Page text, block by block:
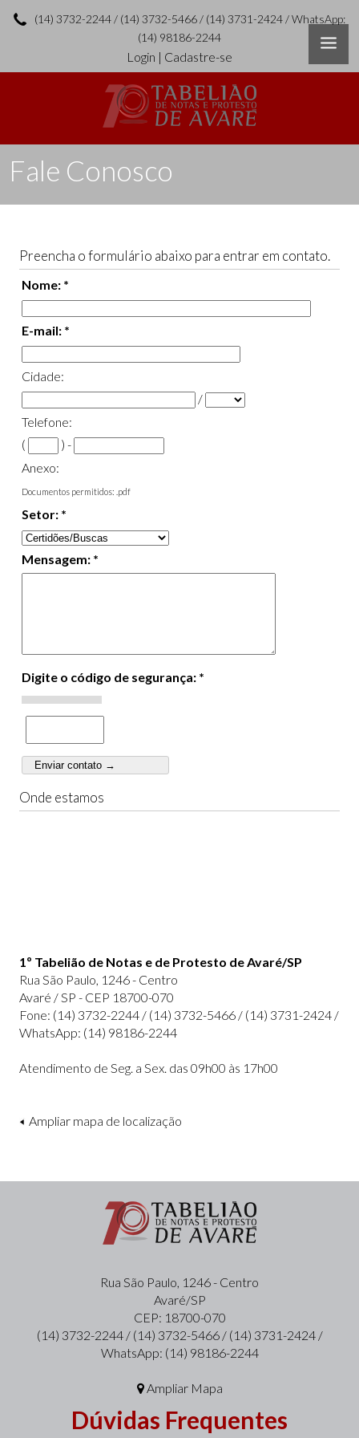
(14) 3732-2244 / (14) 3732-5466 / (14) 3731-2424 / WhatsApp:
(14) 98186-2244
Login | Cadastre-se
Fale Conosco
Preencha o formulário abaixo para entrar em contato.
Nome: *
E-mail: *
Cidade:
/
Telefone:
(
) -
Anexo:
Documentos permitidos: .pdf
Setor: *
Mensagem: *
Digite o código de segurança: *
Onde estamos
1º Tabelião de Notas e de Protesto de Avaré/SP
Rua São Paulo, 1246 - Centro
Avaré / SP - CEP 18700-070
Fone: (14) 3732-2244 / (14) 3732-5466 / (14) 3731-2424 /
WhatsApp: (14) 98186-2244
Atendimento de Seg. a Sex. das 09h00 às 17h00
Ampliar mapa de localização
Rua São Paulo, 1246 - Centro
Avaré/SP
CEP: 18700-070
(14) 3732-2244 / (14) 3732-5466 / (14) 3731-2424 /
WhatsApp: (14) 98186-2244
Ampliar Mapa
Dúvidas Frequentes